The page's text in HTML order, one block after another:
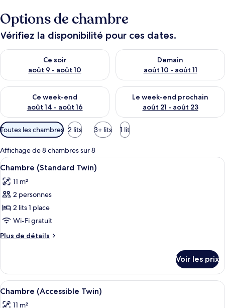
Options de chambre
Vérifiez la disponibilité pour ces dates.
Ce soir
août 9 - août 10
Vérifier la disponibilité pour ce soir août 9 - août 10
Demain
août 10 - août 11
Vérifier la disponibilité pour
Ce week-end
août 14 - août 16
Vérifier la disponibilité pour ce week-end août 14 - août 16
Le week-end prochain
août 21 - août 23
Vérifier la disponibilité pour
Filtres
disponibles
pour
les
chambres
Toutes les chambres 2 lits 3+ lits 1 lit
Affichage de 8 chambres sur 8
Afficher
toutes
les
photos
pour
ce
type
de
Chambre
(Standard
Twin)
Une chambre d’hôtel avec deux lits,
7
Chambre (Standard Twin)
11 m²
2 personnes
2 lits 1 place
Wi-Fi gratuit
Plus de détails
Plus
le
type
de
Voir les prix
Afficher
toutes
Une chambre d’hôtel avec deux lits,
4
Chambre (Accessible Twin)
11 m²